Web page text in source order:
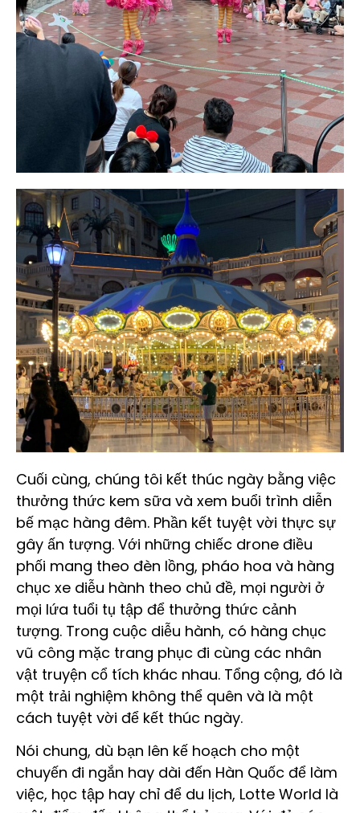
Cuối cùng, chúng tôi kết thúc ngày bằng việc
thưởng thức kem sữa và xem buổi trình diễn
bế mạc hàng đêm. Phần kết tuyệt vời thực sự
gây ấn tượng. Với những chiếc drone điều
phối mang theo đèn lồng, pháo hoa và hàng
chục xe diễu hành theo chủ đề, mọi người ở
mọi lứa tuổi tụ tập để thưởng thức cảnh
tượng. Trong cuộc diễu hành, có hàng chục
vũ công mặc trang phục đi cùng các nhân
vật truyện cổ tích khác nhau. Tổng cộng, đó là
một trải nghiệm không thể quên và là một
cách tuyệt vời để kết thúc ngày.
Nói chung, dù bạn lên kế hoạch cho một
chuyến đi ngắn hay dài đến Hàn Quốc để làm
việc, học tập hay chỉ để du lịch, Lotte World là